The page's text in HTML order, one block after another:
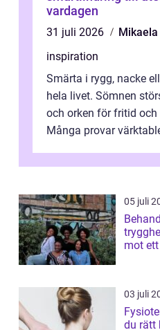
vardagen
31 juli 2026
inspiration
Smärta i rygg, nacke
hela livet. Sömnen
och orken för fritid
Många provar
05 juli
mot
03 juli
du rätt